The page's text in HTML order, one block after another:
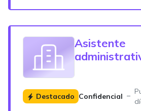
Asistente
Destacado Confidencial